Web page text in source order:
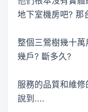
地下室機房吧? 那
整個三鶯樹幾十
幾戶? 斷多久?
服務的品質和維
說到....